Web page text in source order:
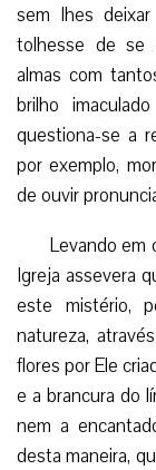
sem lhes
tolhesse de se
almas com
brilho
questiona-se a
por exemplo,
de ouvir
Levando em
Igreja assevera
este mistério,
natureza,
flores por Ele
e a brancura do
nem a
desta maneira,